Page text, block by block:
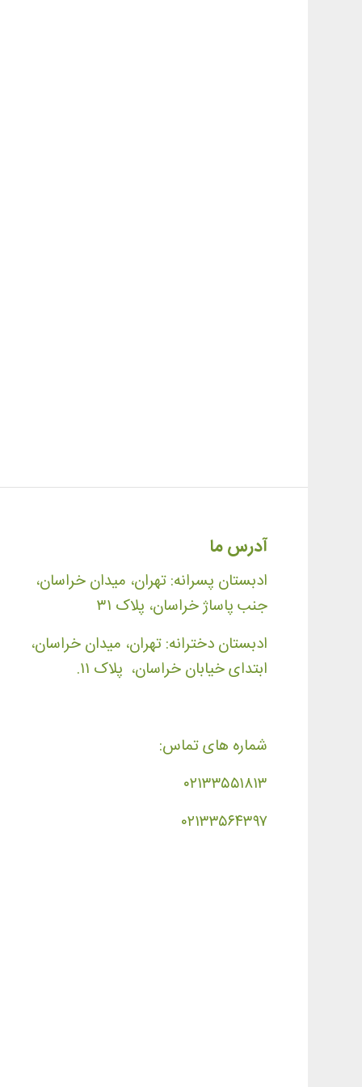
آدرس ما
ادبستان پسرانه: تهران، میدان خراسان،
جنب پاساژ خراسان، پلاک ۳۱
ادبستان دخترانه: تهران، میدان خراسان،
ابتدای خیابان خراسان، پلاک ۱۱.
شماره های تماس:
۰۲۱۳۳۵۵۱۸۱۳
۰۲۱۳۳۵۶۴۳۹۷